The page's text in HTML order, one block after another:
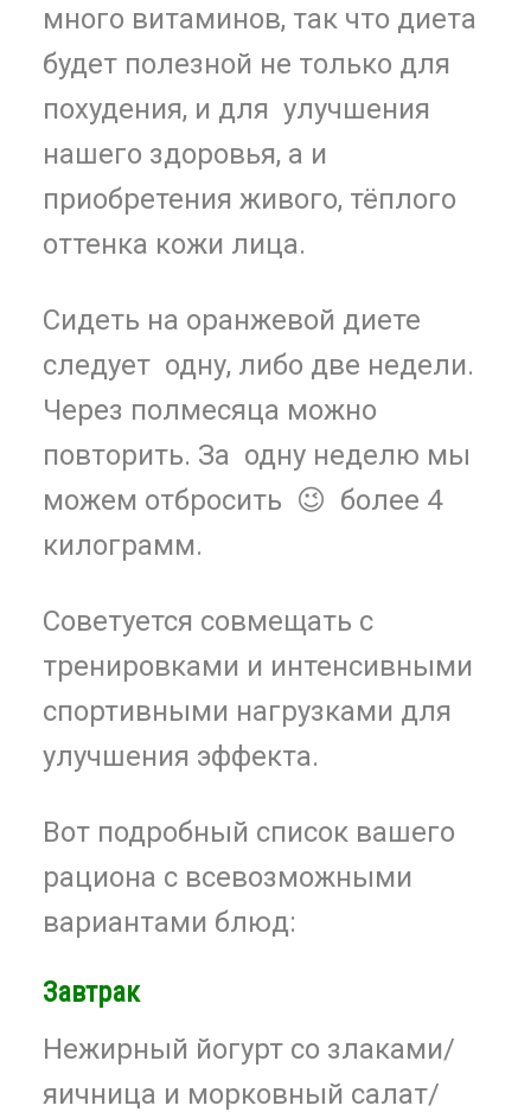
много витаминов, так что диета
будет полезной не только для
похудения, и для улучшения
нашего здоровья, а и
приобретения живого, тёплого
оттенка кожи лица.
Сидеть на оранжевой диете
следует одну, либо две недели.
Через полмесяца можно
повторить. За одну неделю мы
можем отбросить 😉 более 4
килограмм.
Советуется совмещать с
тренировками и интенсивными
спортивными нагрузками для
улучшения эффекта.
Вот подробный список вашего
рациона с всевозможными
вариантами блюд:
Завтрак
Нежирный йогурт со злаками/
яичница и морковный салат/